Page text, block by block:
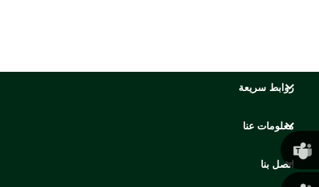
روابط سريعة
معلومات عنا
اتصل بنا
كريس